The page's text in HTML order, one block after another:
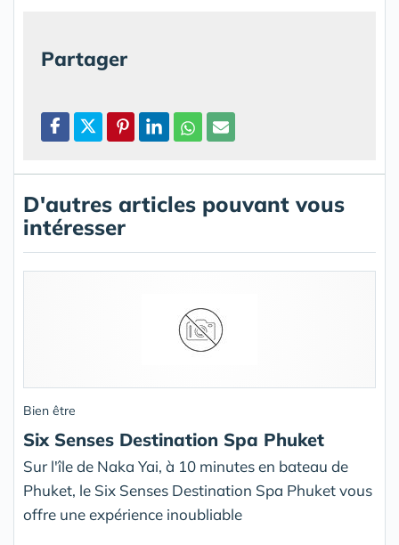
Partager
D'autres articles pouvant vous
intéresser
Bien être
Six Senses Destination Spa Phuket
Sur l'île de Naka Yai, à 10 minutes en bateau de
Phuket, le Six Senses Destination Spa Phuket vous
offre une expérience inoubliable